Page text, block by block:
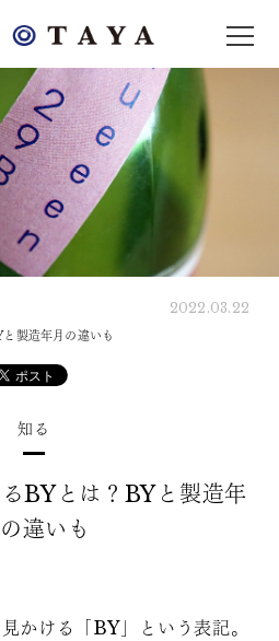
製造年月の違いも
2022.03.22
知る
BYとは？BYと製造年
違いも
かける「BY」という表記。